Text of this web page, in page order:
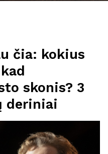
čia: kokius
skonis? 3
deriniai